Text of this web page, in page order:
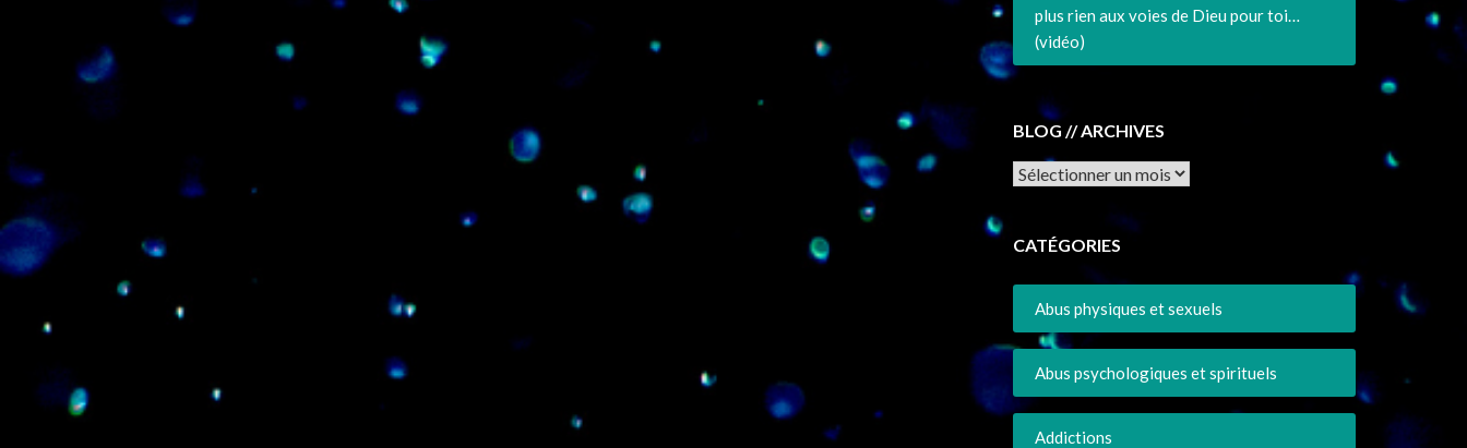
plus rien aux voies de Dieu pour toi…
(vidéo)
BLOG // ARCHIVES
Archives
CATÉGORIES
Abus physiques et sexuels
Abus psychologiques et spirituels
Addictions